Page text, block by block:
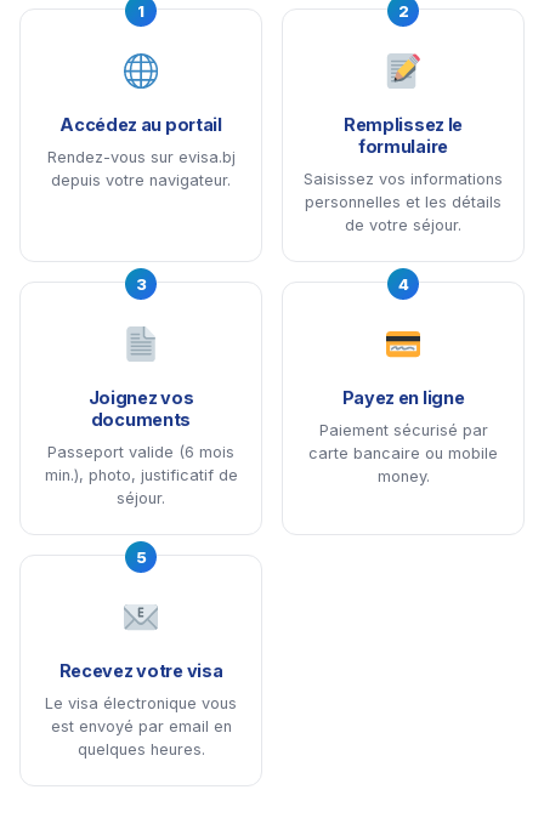
1
Accédez au portail
Rendez-vous sur evisa.bj
depuis votre navigateur.
2
Remplissez le
formulaire
Saisissez vos informations
personnelles et les détails
de votre séjour.
3
Joignez vos
documents
Passeport valide (6 mois
min.), photo, justificatif de
séjour.
4
Payez en ligne
Paiement sécurisé par
carte bancaire ou mobile
money.
5
Recevez votre visa
Le visa électronique vous
est envoyé par email en
quelques heures.